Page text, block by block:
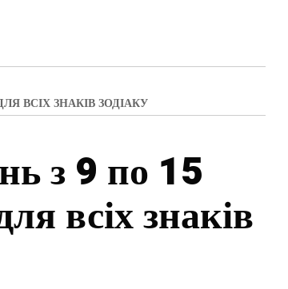
ВСІХ ЗНАКІВ ЗОДІАКУ
з 9 по 15
всіх знаків